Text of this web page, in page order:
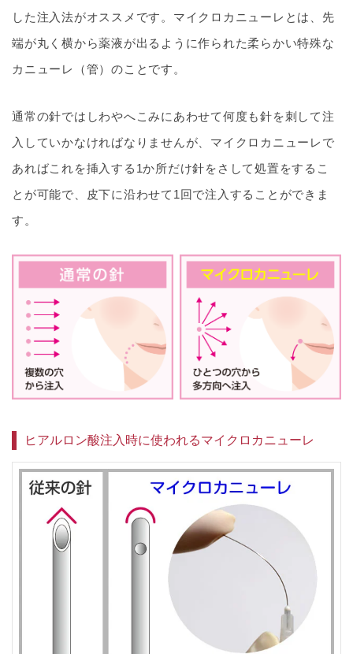
した注入法がオススメです。マイクロカニューレとは、先
端が丸く横から薬液が出るように作られた柔らかい特殊な
カニューレ（管）のことです。
通常の針ではしわやへこみにあわせて何度も針を刺して注
入していかなければなりませんが、マイクロカニューレで
あればこれを挿入する1か所だけ針をさして処置をするこ
とが可能で、皮下に沿わせて1回で注入することができま
す。
ヒアルロン酸注入時に使われるマイクロカニューレ